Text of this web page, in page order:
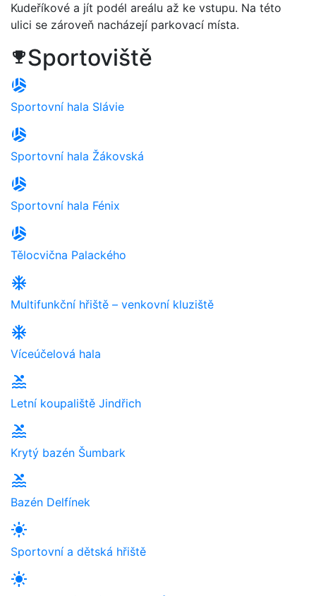
Kudeříkové a jít podél areálu až ke vstupu. Na této
ulici se zároveň nacházejí parkovací místa.
trophySportoviště
sports_volleyball
Sportovní hala Slávie
sports_volleyball
Sportovní hala Žákovská
sports_volleyball
Sportovní hala Fénix
sports_volleyball
Tělocvična Palackého
ac_unit
Multifunkční hřiště – venkovní kluziště
ac_unit
Víceúčelová hala
pool
Letní koupaliště Jindřich
pool
Krytý bazén Šumbark
pool
Bazén Delfínek
light_mode
Sportovní a dětská hřiště
light_mode